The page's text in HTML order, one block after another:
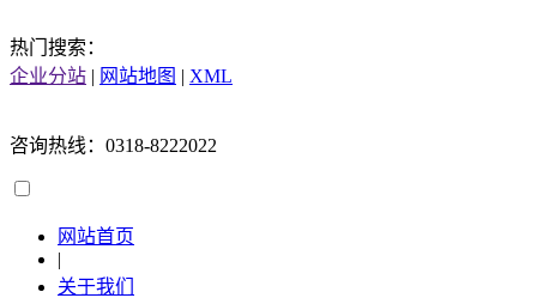
热门搜索：
企业分站 | 网站地图 | XML
咨询热线：0318-8222022
网站首页
|
关于我们